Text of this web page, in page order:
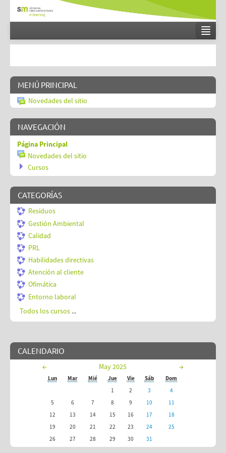
MENÚ PRINCIPAL
Novedades del sitio
NAVEGACIÓN
Página Principal
Novedades del sitio
Cursos
CATEGORÍAS
Residuos
Gestión Ambiental
Calidad
PRL
Habilidades directivas
Atención al cliente
Ofimática
Entorno laboral
Todos los cursos ...
CALENDARIO
← May 2025 →
Lun Mar Mié Jue Vie Sáb
Dom
1
2 3
4
5
6 7 8 9 10
11
12
13 14 15 16 17
18
19
20 21 22 23 24
25
26
27 28 29 30 31